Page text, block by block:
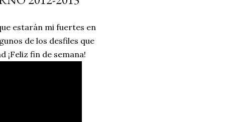
estarán mi fuertes en
de los desfiles que
¡Feliz fin de semana!